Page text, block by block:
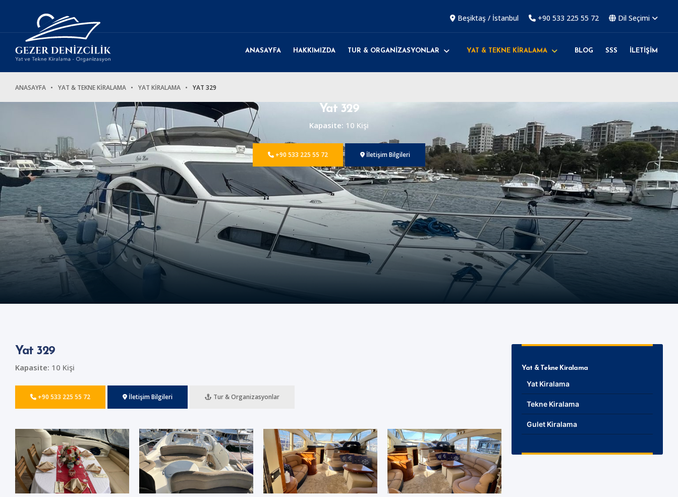
Beşiktaş / İstanbul +90 533 225 55 72 Dil Seçimi
ANASAYFA HAKKIMIZDA TUR & ORGANİZASYONLAR YAT & TEKNE KİRALAMA BLOG SSS İLETİŞİM
ANASAYFA YAT & TEKNE KİRALAMA YAT KİRALAMA YAT 329
Yat 329
Kapasite: 10 Kişi
+90 533 225 55 72 İletişim Bilgileri
Yat 329
Kapasite: 10 Kişi
+90 533 225 55 72 İletişim Bilgileri Tur & Organizasyonlar
Yat & Tekne Kiralama
Yat Kiralama
Tekne Kiralama
Gulet Kiralama